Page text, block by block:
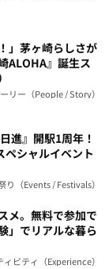
」茅ヶ崎らしさが
ALOHA』誕生ス
リー（People / Story）
進』開駅1周年！
シャルイベント
り（Events / Festivals）
メ。無料で参加で
」でリアルな暮ら
ビティ（Experience）